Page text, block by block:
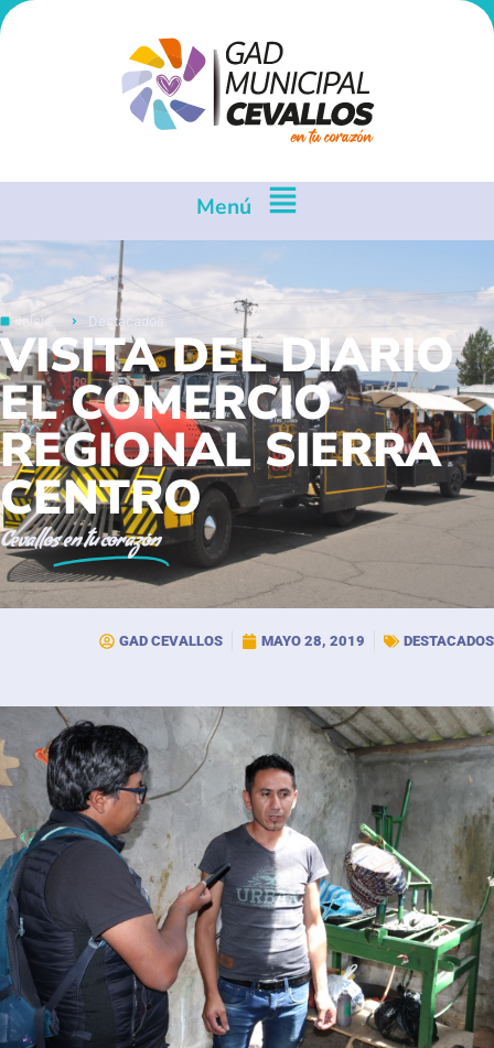
Menú
Inicio Destacados
VISITA DEL DIARIO
EL COMERCIO
REGIONAL SIERRA
CENTRO
Cevallosen tu corazón
GAD CEVALLOS MAYO 28, 2019 DESTACADOS